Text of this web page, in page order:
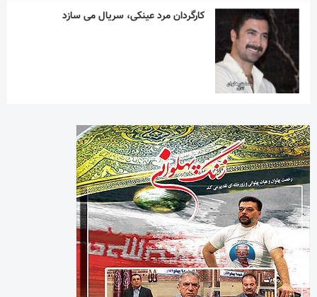
کارگردان مرد عینکی، سریال می سازد